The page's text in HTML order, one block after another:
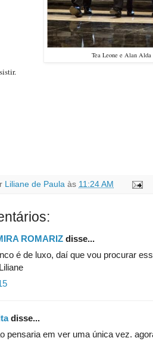
Tea Leone e Alan Alda
Liliane de Paula às 11:24 AM
ROMARIZ disse...
é de luxo, daí que vou procurar
disse...
pensaria em ver uma única vez.